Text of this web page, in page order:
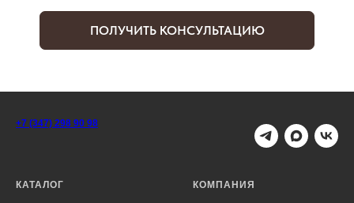
ПОЛУЧИТЬ КОНСУЛЬТАЦИЮ
+7 (347) 298 90 98
КАТАЛОГ КОМПАНИЯ